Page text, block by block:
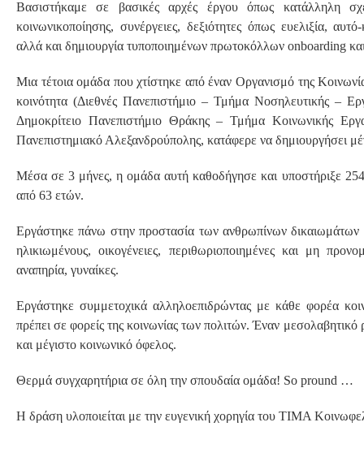
Βασιστήκαμε σε βασικές αρχές έργου όπως κατάλληλη
κοινωνικοποίησης, συνέργειες, δεξιότητες όπως ευελιξία,
αλλά και δημιουργία τυποποιημένων πρωτοκόλλων onboarding
Μια τέτοια ομάδα που χτίστηκε από έναν Οργανισμό της
κοινότητα (Διεθνές Πανεπιστήμιο – Τμήμα Νοσηλευτικής –
Δημοκρίτειο Πανεπιστήμιο Θράκης – Τμήμα Κοινωνικής
Πανεπιστημιακό Αλεξανδρούπολης, κατάφερε να δημιουργήσει
Μέσα σε 3 μήνες, η ομάδα αυτή καθοδήγησε και υποστήριξε
από 63 ετών.
Εργάστηκε πάνω στην προστασία των ανθρωπίνων δικαιωμάτων
ηλικιωμένους, οικογένειες, περιθωριοποιημένες και μη
αναπηρία, γυναίκες.
Εργάστηκε συμμετοχικά αλληλοεπιδρώντας με κάθε φορέα
πρέπει σε φορείς της κοινωνίας των πολιτών. Έναν
και μέγιστο κοινωνικό όφελος.
Θερμά συγχαρητήρια σε όλη την σπουδαία ομάδα! So pround …
Η δράση υλοποιείται με την ευγενική χορηγία του ΤΙΜΑ